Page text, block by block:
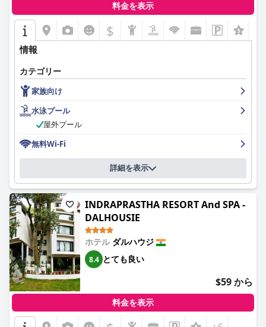
料金を表示
$
情報
カテゴリー
家族向け
水泳プール
屋外プール
無料Wi-Fi
詳細を表示
INDRAPRASTHA RESORT And SPA -
DALHOUSIE
ホテル ダルハウジ
8.4 とても良い
$59 から
料金を表示